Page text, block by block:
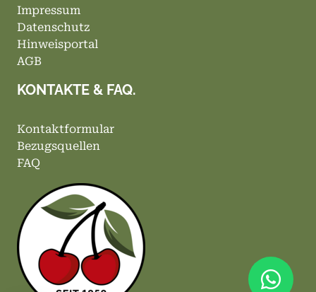
Impressum
Datenschutz
Hinweisportal
AGB
KONTAKTE & FAQ.
Kontaktformular
Bezugsquellen
FAQ